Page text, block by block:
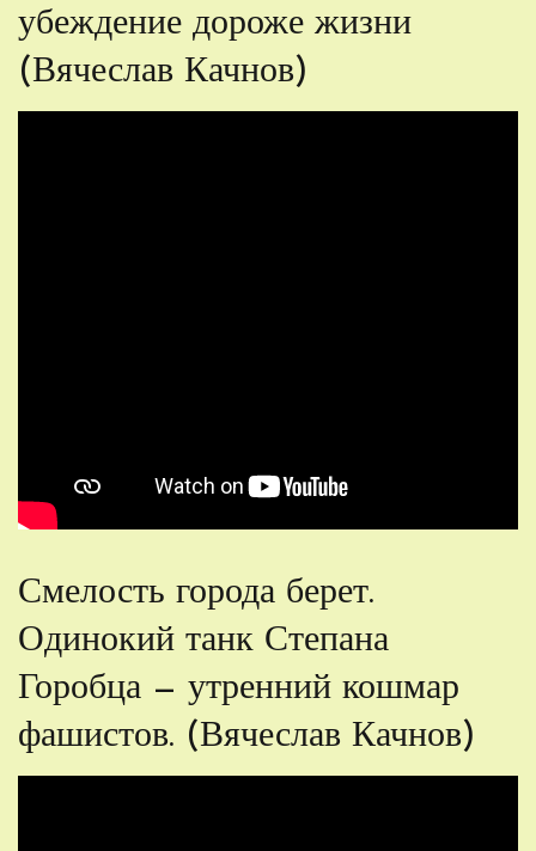
убеждение дороже жизни
(Вячеслав Качнов)
Смелость города берет.
Одинокий танк Степана
Горобца — утренний кошмар
фашистов. (Вячеслав Качнов)